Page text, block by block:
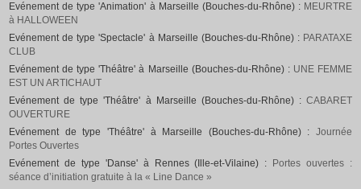
Evénement de type 'Animation' à Marseille (Bouches-du-Rhône) : MEURTRE
à HALLOWEEN
Evénement de type 'Spectacle' à Marseille (Bouches-du-Rhône) : PARATAXE
CLUB
Evénement de type 'Théâtre' à Marseille (Bouches-du-Rhône) : UNE FEMME
EST UN ARTICHAUT
Evénement de type 'Théâtre' à Marseille (Bouches-du-Rhône) : CABARET
OUVERTURE
Evénement de type 'Théâtre' à Marseille (Bouches-du-Rhône) : Journée
Portes Ouvertes
Evénement de type 'Danse' à Rennes (Ille-et-Vilaine) :
Portes ouvertes :
séance d’initiation gratuite à la « Line Dance »